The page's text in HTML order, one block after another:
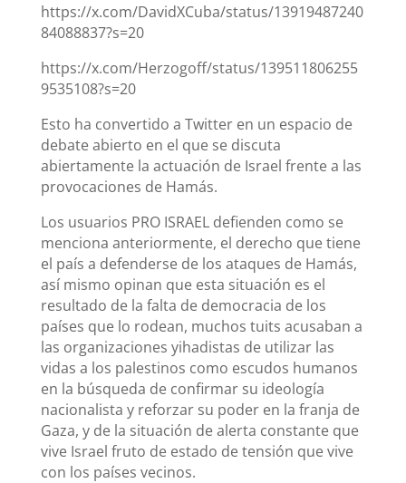
https://x.com/DavidXCuba/status/13919487240
84088837?s=20
https://x.com/Herzogoff/status/139511806255
9535108?s=20
Esto ha convertido a Twitter en un espacio de
debate abierto en el que se discuta
abiertamente la actuación de Israel frente a las
provocaciones de Hamás.
Los usuarios PRO ISRAEL defienden como se
menciona anteriormente, el derecho que tiene
el país a defenderse de los ataques de Hamás,
así mismo opinan que esta situación es el
resultado de la falta de democracia de los
países que lo rodean, muchos tuits acusaban a
las organizaciones yihadistas de utilizar las
vidas a los palestinos como escudos humanos
en la búsqueda de confirmar su ideología
nacionalista y reforzar su poder en la franja de
Gaza, y de la situación de alerta constante que
vive Israel fruto de estado de tensión que vive
con los países vecinos.